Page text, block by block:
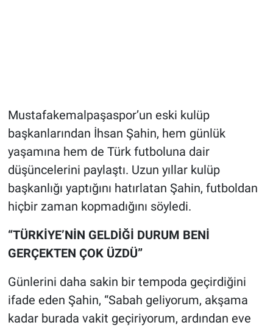
Mustafakemalpaşaspor’un eski kulüp
başkanlarından İhsan Şahin, hem günlük
yaşamına hem de Türk futboluna dair
düşüncelerini paylaştı. Uzun yıllar kulüp
başkanlığı yaptığını hatırlatan Şahin, futboldan
hiçbir zaman kopmadığını söyledi.
“TÜRKİYE’NİN GELDİĞİ DURUM BENİ
GERÇEKTEN ÇOK ÜZDÜ”
Günlerini daha sakin bir tempoda geçirdiğini
ifade eden Şahin, “Sabah geliyorum, akşama
kadar burada vakit geçiriyorum, ardından eve